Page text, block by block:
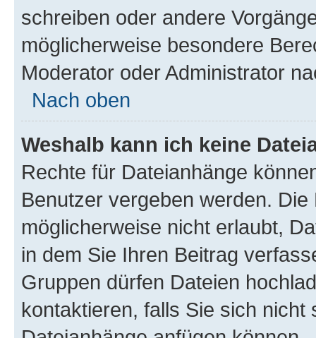
schreiben oder andere
möglicherweise besondere
Moderator oder Administrator
Nach oben
Weshalb kann ich keine
Rechte für Dateianhänge
Benutzer vergeben werden.
möglicherweise nicht erlaubt,
in dem Sie Ihren Beitrag
Gruppen dürfen Dateien
kontaktieren, falls Sie sich